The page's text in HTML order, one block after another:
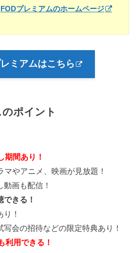
FODプレミアムのホームページ
ミアムはこちら
ポイント
期間あり！
マやアニメ、映画が見放題！
動画も配信！
できる！
り！
写会の招待などの限定特典あり！
利用できる！